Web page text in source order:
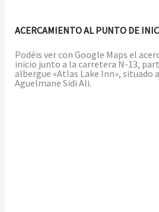
ACERCAMIENTO AL PUNTO DE
Podéis ver con Google Maps el
inicio junto a la carretera N-13,
albergue «Atlas Lake Inn», situado
Aguelmane Sidi Ali.